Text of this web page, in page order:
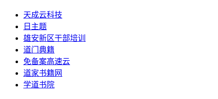
天成云科技
日主题
雄安新区干部培训
道门典籍
免备案高速云
道家书籍网
学道书院